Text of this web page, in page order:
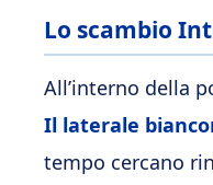
Lo scambio
All’interno della
Il laterale
tempo cercano